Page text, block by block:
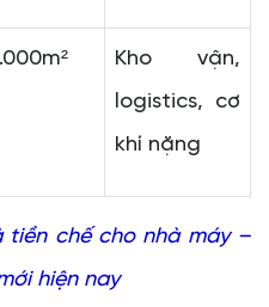
Kho vận,
logistics, cơ
khí nặng
tiền chế cho nhà máy –
hiện nay